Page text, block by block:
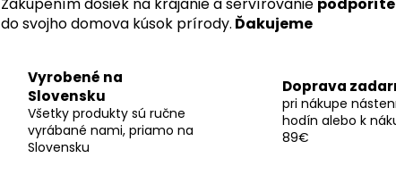
a
p
r
v
v
do svojho domova kúsok prírody. Ďakujeme
Vyrobené na
Slovensku
Všetky produkty sú ručne
vyrábané nami, priamo na
Slovensku
Doprava
pri nákupe
hodín alebo k
89€